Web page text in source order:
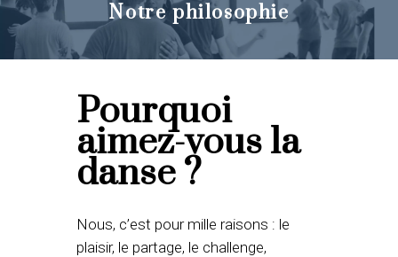
Notre philosophie
Pourquoi
aimez-vous la
danse ?
Nous, c’est pour mille raisons : le
plaisir, le partage, le challenge,